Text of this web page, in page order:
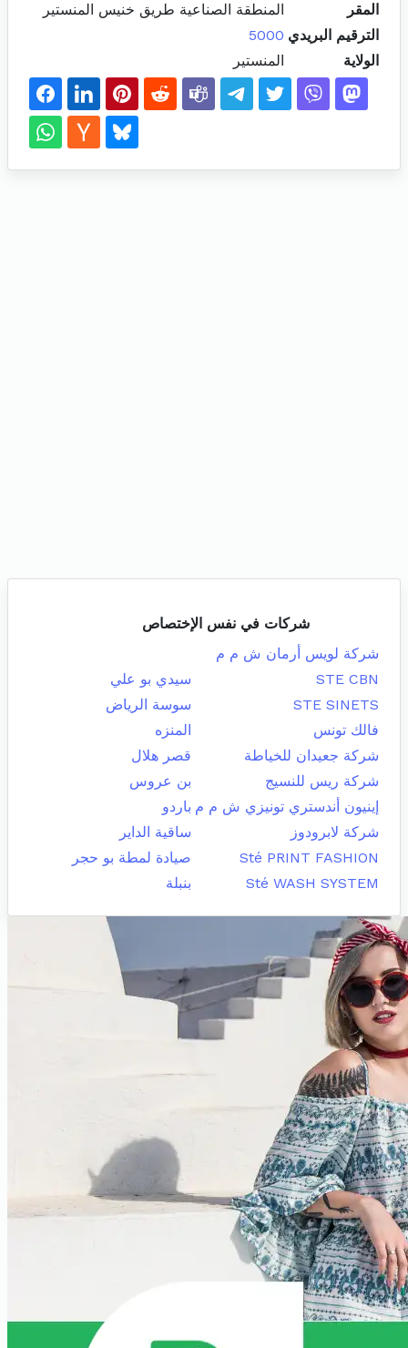
المقر
المنطقة الصناعية طريق خنيس المنستير
الترقيم البريدي 5000
الولاية
المنستير
شركات في نفس الإختصاص
شركة لويس أرمان ش م م
STE CBN
سيدي بو علي
STE SINETS
سوسة الرياض
فالك تونس
المنزه
شركة جعيدان للخياطة
قصر هلال
شركة ريس للنسيج
بن عروس
إينيون أندستري تونيزي ش م م باردو
شركة لابرودوز
ساقية الداير
Sté PRINT FASHION
صيادة لمطة بو حجر
Sté WASH SYSTEM
بنبلة